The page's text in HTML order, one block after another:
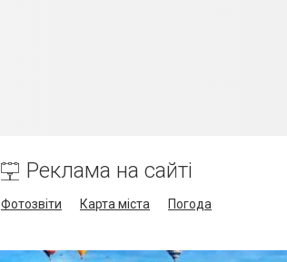
Реклама на сайті
Фотозвіти Карта міста
Погода